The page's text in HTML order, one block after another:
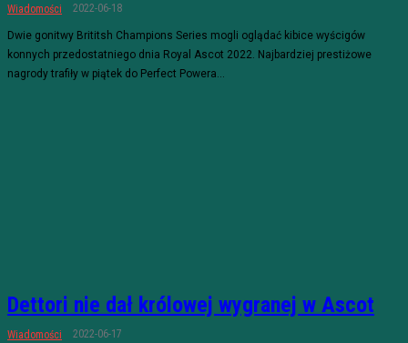
Wiadomości 2022-06-18
Dwie gonitwy Brititsh Champions Series mogli oglądać kibice wyścigów
konnych przedostatniego dnia Royal Ascot 2022. Najbardziej prestiżowe
nagrody trafiły w piątek do Perfect Powera...
Dettori nie dał królowej wygranej w Ascot
Wiadomości 2022-06-17